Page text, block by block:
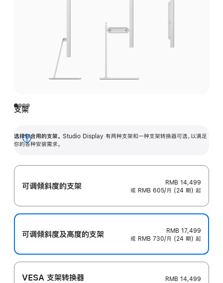
支架
选择你合用的支架。 Studio Display 有两种支架和一种支架转换器可选，以满足
你的各种安装需求。
展
可调倾斜度的支架
RMB 14,499
或 RMB 605/月 (24 期) 起
可调倾斜度及高‍度的支‍架
RMB 17,499
或 RMB 730/月 (24 期) 起
VESA 支架转换器
RMB 14,499